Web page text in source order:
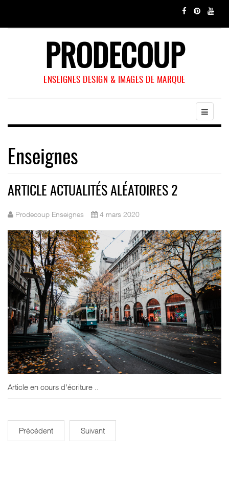
PRODECOUP
ENSEIGNES DESIGN & IMAGES DE MARQUE
Enseignes
ARTICLE ACTUALITÉS ALÉATOIRES 2
Prodecoup Enseignes 4 mars 2020
Article en cours d'écriture ..
Précédent Suivant